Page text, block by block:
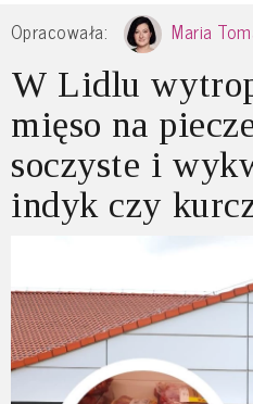
Opracowała: Maria
W Lidlu
mięso na
soczyste i
indyk czy